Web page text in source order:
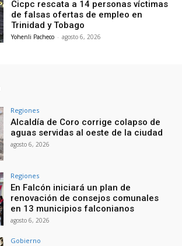
Cicpc rescata a 14 personas víctimas
de falsas ofertas de empleo en
Trinidad y Tobago
Yohenli Pacheco - agosto 6, 2026
Regiones
Alcaldía de Coro corrige colapso de
aguas servidas al oeste de la ciudad
agosto 6, 2026
Regiones
En Falcón iniciará un plan de
renovación de consejos comunales
en 13 municipios falconianos
agosto 6, 2026
Gobierno